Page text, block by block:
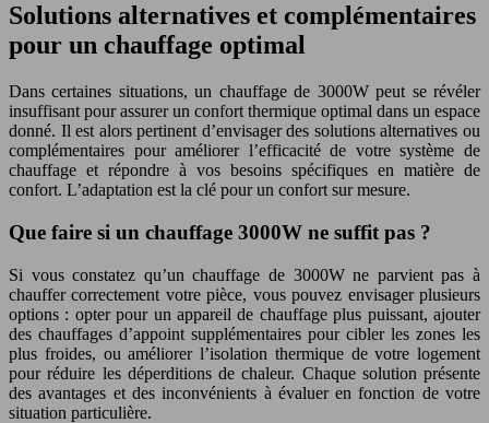
Solutions alternatives et complémentaires
pour un chauffage optimal
Dans certaines situations, un chauffage de 3000W peut se révéler
insuffisant pour assurer un confort thermique optimal dans un espace
donné. Il est alors pertinent d’envisager des solutions alternatives ou
complémentaires pour améliorer l’efficacité de votre système de
chauffage et répondre à vos besoins spécifiques en matière de
confort. L’adaptation est la clé pour un confort sur mesure.
Que faire si un chauffage 3000W ne suffit pas ?
Si vous constatez qu’un chauffage de 3000W ne parvient pas à
chauffer correctement votre pièce, vous pouvez envisager plusieurs
options : opter pour un appareil de chauffage plus puissant, ajouter
des chauffages d’appoint supplémentaires pour cibler les zones les
plus froides, ou améliorer l’isolation thermique de votre logement
pour réduire les déperditions de chaleur. Chaque solution présente
des avantages et des inconvénients à évaluer en fonction de votre
situation particulière.